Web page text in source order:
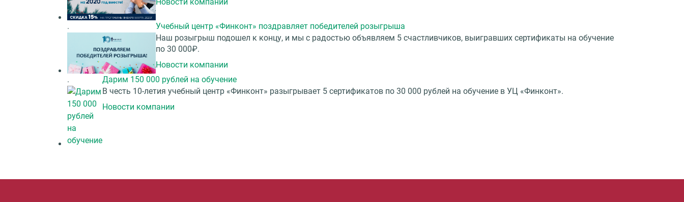
.
Учебный центр «Финконт» поздравляет победителей розыгрыша
Наш розыгрыш подошел к концу, и мы с радостью объявляем 5 счастливчиков, выигравших сертификаты на обучение
по 30 000₽.
Новости компании
.
Дарим 150 000 рублей на обучение
В честь 10-летия учебный центр «Финконт» разыгрывает 5 сертификатов по 30 000 рублей на обучение в УЦ «Финконт».
Новости компании